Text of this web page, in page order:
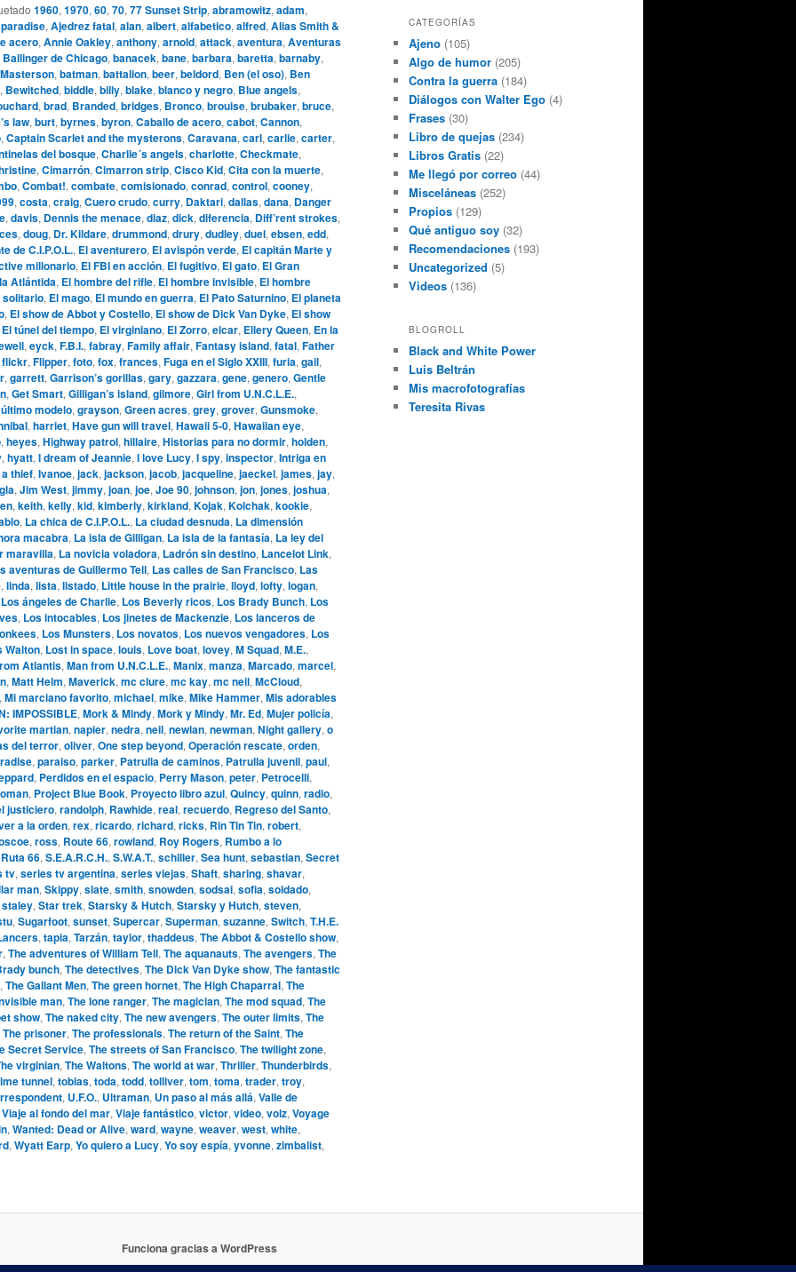
1960, 1970, 60, 70, 77 Sunset Strip, abramowitz, adam,
, Ajedrez fatal, alan, albert, alfabetico, alfred, Alias Smith &
acero, Annie Oakley, anthony, arnold, attack, aventura, Aventuras
Ballinger de Chicago, banacek, bane, barbara, baretta, barnaby,
, batman, battalion, beer, beldord, Ben (el oso), Ben
, Bewitched, biddle, billy, blake, blanco y negro, Blue angels,
, brad, Branded, bridges, Bronco, brouise, brubaker, bruce,
law, burt, byrnes, byron, Caballo de acero, cabot, Cannon,
, Captain Scarlet and the mysterons, Caravana, carl, carlie, carter,
del bosque, Charlie´s angels, charlotte, Checkmate,
, Cimarrón, Cimarron strip, Cisco Kid, Cita con la muerte,
, Combat!, combate, comisionado, conrad, control, cooney,
, costa, craig, Cuero crudo, curry, Daktari, dallas, dana, Danger
, davis, Dennis the menace, diaz, dick, diferencia, Diff’rent strokes,
, doug, Dr. Kildare, drummond, drury, dudley, duel, ebsen, edd,
de C.I.P.O.L., El aventurero, El avispón verde, El capitán Marte y
millonario, El FBI en acción, El fugitivo, El gato, El Gran
Atlántida, El hombre del rifle, El hombre invisible, El hombre
solitario, El mago, El mundo en guerra, El Pato Saturnino, El planeta
, El show de Abbot y Costello, El show de Dick Van Dyke, El show
El túnel del tiempo, El virginiano, El Zorro, elcar, Ellery Queen, En la
, eyck, F.B.I., fabray, Family affair, Fantasy island, fatal, Father
flickr, Flipper, foto, fox, frances, Fuga en el Siglo XXIII, furia, gail,
, garrett, Garrison’s gorillas, gary, gazzara, gene, genero, Gentle
, Get Smart, Gilligan’s island, gilmore, Girl from U.N.C.L.E.,
modelo, grayson, Green acres, grey, grover, Gunsmoke,
, harriet, Have gun will travel, Hawaii 5-0, Hawaiian eye,
, heyes, Highway patrol, hillaire, Historias para no dormir, holden,
, hyatt, I dream of Jeannie, I love Lucy, I spy, inspector, Intriga en
thief, Ivanoe, jack, jackson, jacob, jacqueline, jaeckel, james, jay,
, Jim West, jimmy, joan, joe, Joe 90, johnson, jon, jones, joshua,
, keith, kelly, kid, kimberly, kirkland, Kojak, Kolchak, kookie,
, La chica de C.I.P.O.L., La ciudad desnuda, La dimensión
macabra, La isla de Gilligan, La isla de la fantasía, La ley del
maravilla, La novicia voladora, Ladrón sin destino, Lancelot Link,
aventuras de Guillermo Tell, Las calles de San Francisco, Las
, linda, lista, listado, Little house in the prairie, lloyd, lofty, logan,
Los ángeles de Charlie, Los Beverly ricos, Los Brady Bunch, Los
, Los intocables, Los jinetes de Mackenzie, Los lanceros de
, Los Munsters, Los novatos, Los nuevos vengadores, Los
Walton, Lost in space, louis, Love boat, lovey, M Squad, M.E.,
Atlantis, Man from U.N.C.L.E., Manix, manza, Marcado, marcel,
, Matt Helm, Maverick, mc clure, mc kay, mc neil, McCloud,
, Mi marciano favorito, michael, mike, Mike Hammer, Mis adorables
IMPOSSIBLE, Mork & Mindy, Mork y Mindy, Mr. Ed, Mujer policía,
martian, napier, nedra, neil, newlan, newman, Night gallery, o
del terror, oliver, One step beyond, Operación rescate, orden,
, paraiso, parker, Patrulla de caminos, Patrulla juvenil, paul,
, Perdidos en el espacio, Perry Mason, peter, Petrocelli,
, Project Blue Book, Proyecto libro azul, Quincy, quinn, radio,
justiciero, randolph, Rawhide, real, recuerdo, Regreso del Santo,
a la orden, rex, ricardo, richard, ricks, Rin Tin Tin, robert,
, ross, Route 66, rowland, Roy Rogers, Rumbo a lo
Ruta 66, S.E.A.R.C.H., S.W.A.T., schiller, Sea hunt, sebastian, Secret
tv, series tv argentina, series viejas, Shaft, sharing, shavar,
man, Skippy, slate, smith, snowden, sodsai, sofia, soldado,
staley, Star trek, Starsky & Hutch, Starsky y Hutch, steven,
, Sugarfoot, sunset, Supercar, Superman, suzanne, Switch, T.H.E.
, tapia, Tarzán, taylor, thaddeus, The Abbot & Costello show,
, The adventures of William Tell, The aquanauts, The avengers, The
bunch, The detectives, The Dick Van Dyke show, The fantastic
, The Gallant Men, The green hornet, The High Chaparral, The
man, The lone ranger, The magician, The mod squad, The
show, The naked city, The new avengers, The outer limits, The
The prisoner, The professionals, The return of the Saint, The
Secret Service, The streets of San Francisco, The twilight zone,
virginian, The Waltons, The world at war, Thriller, Thunderbirds,
tunnel, tobias, toda, todd, tolliver, tom, toma, trader, troy,
, U.F.O., Ultraman, Un paso al más allá, Valle de
Viaje al fondo del mar, Viaje fantástico, victor, video, volz, Voyage
, Wanted: Dead or Alive, ward, wayne, weaver, west, white,
, Wyatt Earp, Yo quiero a Lucy, Yo soy espía, yvonne, zimbalist,
CATEGORÍAS
Ajeno (105)
Algo de humor (205)
Contra la guerra (184)
Diálogos con Walter Ego (4)
Frases (30)
Libro de quejas (234)
Libros Gratis (22)
Me llegó por correo (44)
Misceláneas (252)
Propios (129)
Qué antiguo soy (32)
Recomendaciones (193)
Uncategorized (5)
Videos (136)
BLOGROLL
Black and White Power
Luis Beltrán
Mis macrofotografías
Teresita Rivas
Funciona gracias a WordPress